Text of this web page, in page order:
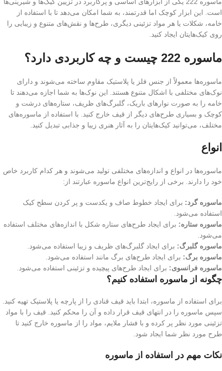
است. این ابزار کوچک اما قدرتمند، به شما امکان می‌دهد تا با استفاده از
خامه، شکلات یا هر مواد تزئینی دیگری، طرح‌ها و نقش‌های متنوع و زیبایی را
روی کیک‌هایتان ایجاد کنید.
ماسوره 222 چیست و چه کاربردی دارد؟
ماسوره‌ها معمولاً از جنس فلز یا پلاستیک مقاوم ساخته می‌شوند و دارای
نوک‌های مختلفی با اشکال متنوع هستند. این نوک‌ها به شما اجازه می‌دهند تا
خامه را به صورت نوارهای باریک، گلبرگ‌های ظریف، ستاره‌های درشت و
کوچک و بسیاری طرح‌های دیگر از قیف خارج کنید. با استفاده از ماسوره‌های
مختلف، می‌توانید کیک‌هایتان را به آثار هنری زیبا و جذابی تبدیل کنید.
انواع
ماسوره‌ها در انواع و اندازه‌های مختلفی تولید می‌شوند و هر کدام کاربرد خاص
خود را دارند. برخی از رایج‌ترین انواع ماسوره عبارتند از:
ماسوره گرد: برای ایجاد خطوط صاف و یکدست و پر کردن سطح کیک
استفاده می‌شود.
ماسوره ستاره: برای ایجاد طرح‌های ستاره شکل با اندازه‌های مختلف استفاده
می‌شود.
ماسوره گلبرگ: برای ایجاد گلبرگ‌های ظریف و زیبا استفاده می‌شود.
ماسوره برگ: برای ایجاد طرح‌های برگ مانند استفاده می‌شود.
ماسوره فرانسوی: برای ایجاد طرح‌های پیچیده و تزئینی استفاده می‌شود.
چگونه از ماسوره استفاده کنیم؟
برای استفاده از ماسوره، ابتدا باید قیف قنادی را از پارچه یا پلاستیک تهیه کنید.
سپس ماسوره را در انتهای قیف قرار داده و آن را محکم کنید. قیف را با مواد
تزئینی مورد نظر پر کرده و با فشار ملایم، مواد را از ماسوره خارج کنید تا
طرح مورد نظر شما ایجاد شود.
نکات مهم در استفاده از ماسوره